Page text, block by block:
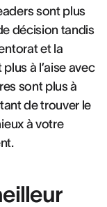
sont plus
décision tandis
et la
à l’aise avec
sont plus à
de trouver le
à votre